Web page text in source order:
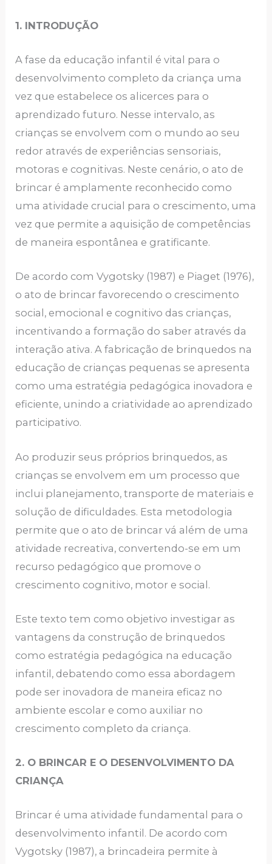
1. INTRODUÇÃO
A fase da educação infantil é vital para o
desenvolvimento completo da criança uma
vez que estabelece os alicerces para o
aprendizado futuro. Nesse intervalo, as
crianças se envolvem com o mundo ao seu
redor através de experiências sensoriais,
motoras e cognitivas. Neste cenário, o ato de
brincar é amplamente reconhecido como
uma atividade crucial para o crescimento, uma
vez que permite a aquisição de competências
de maneira espontânea e gratificante.
De acordo com Vygotsky (1987) e Piaget (1976),
o ato de brincar favorecendo o crescimento
social, emocional e cognitivo das crianças,
incentivando a formação do saber através da
interação ativa. A fabricação de brinquedos na
educação de crianças pequenas se apresenta
como uma estratégia pedagógica inovadora e
eficiente, unindo a criatividade ao aprendizado
participativo.
Ao produzir seus próprios brinquedos, as
crianças se envolvem em um processo que
inclui planejamento, transporte de materiais e
solução de dificuldades. Esta metodologia
permite que o ato de brincar vá além de uma
atividade recreativa, convertendo-se em um
recurso pedagógico que promove o
crescimento cognitivo, motor e social.
Este texto tem como objetivo investigar as
vantagens da construção de brinquedos
como estratégia pedagógica na educação
infantil, debatendo como essa abordagem
pode ser inovadora de maneira eficaz no
ambiente escolar e como auxiliar no
crescimento completo da criança.
2. O BRINCAR E O DESENVOLVIMENTO DA
CRIANÇA
Brincar é uma atividade fundamental para o
desenvolvimento infantil. De acordo com
Vygotsky (1987), a brincadeira permite à